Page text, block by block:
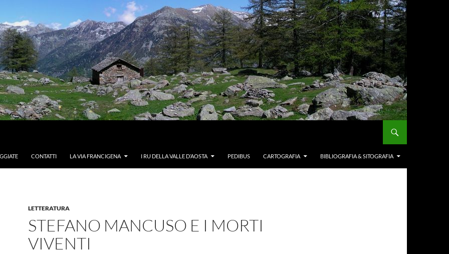
CONTATTI LA VIA FRANCIGENA I RU DELLA VALLE D’AOSTA PEDIBUS CARTOGRAFIA BIBLIOGRAFIA & SITOGRAFIA
LETTERATURA
STEFANO MANCUSO E I MORTI
VIVENTI